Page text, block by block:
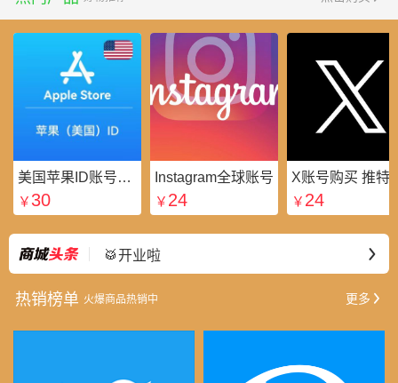
美国苹果ID账号_美区Apple ID账号_外国苹果ID账号购买批发平台
￥ 30
Instagram全球账号
￥ 24
￥ 24
最新 ⭐好礼不断
🥁开业啦
热销榜单 火爆商品热销中 更多